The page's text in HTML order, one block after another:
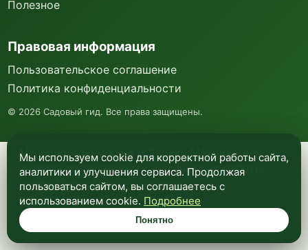
Мы используем куки и Яндекс Метрику для
анализа посещаемости и улучшения работы
сайта. Подробнее —в политике
конфиденциальности.
Понятно
Полезное
Правовая информация
Пользовательское соглашение
Политика конфиденциальности
© 2026 Садовый гид. Все права защищены.
Мы используем cookie для корректной работы сайта,
аналитики и улучшения сервиса. Продолжая
пользоваться сайтом, вы соглашаетесь с
использованием cookie. Подробнее
Понятно